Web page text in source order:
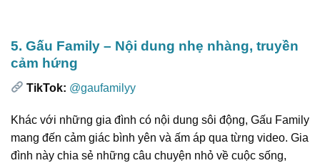
5. Gấu Family – Nội dung nhẹ nhàng, truyền
cảm hứng
TikTok: @gaufamilyy
Khác với những gia đình có nội dung sôi động, Gấu Family
mang đến cảm giác bình yên và ấm áp qua từng video. Gia
đình này chia sẻ những câu chuyện nhỏ về cuộc sống,